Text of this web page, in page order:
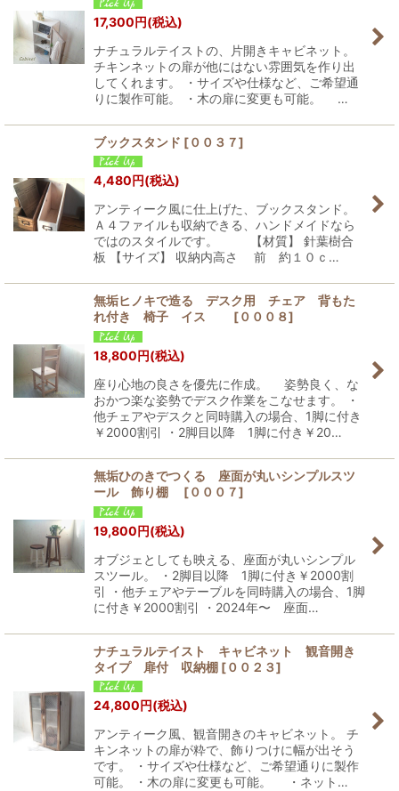
17,300円(税込)
ナチュラルテイストの、片開きキャビネット。
チキンネットの扉が他にはない雰囲気を作り出
してくれます。 ・サイズや仕様など、ご希望通
りに製作可能。 ・木の扉に変更も可能。 …
ブックスタンド [００３７]
4,480円(税込)
アンティーク風に仕上げた、ブックスタンド。
Ａ４ファイルも収納できる、ハンドメイドなら
ではのスタイルです。 【材質】 針葉樹合
板 【サイズ】 収納内高さ 前 約１０ｃ…
無垢ヒノキで造る デスク用 チェア 背もた
れ付き 椅子 イス
[０００８]
18,800円(税込)
座り心地の良さを優先に作成。 姿勢良く、な
おかつ楽な姿勢でデスク作業をこなせます。 ・
他チェアやデスクと同時購入の場合、1脚に付き
￥2000割引 ・2脚目以降 1脚に付き￥20…
無垢ひのきでつくる 座面が丸いシンプルスツ
ール 飾り棚
[０００７]
19,800円(税込)
オブジェとしても映える、座面が丸いシンプル
スツール。 ・2脚目以降 1脚に付き￥2000割
引 ・他チェアやテーブルを同時購入の場合、1脚
に付き￥2000割引 ・2024年〜 座面…
ナチュラルテイスト キャビネット 観音開き
タイプ 扉付 収納棚 [００２３]
24,800円(税込)
アンティーク風、観音開きのキャビネット。 チ
キンネットの扉が粋で、飾りつけに幅が出そう
です。 ・サイズや仕様など、ご希望通りに製作
可能。 ・木の扉に変更も可能。 ・ネット…